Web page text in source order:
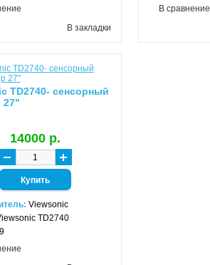
В закладки
В сравнение
TD2740- сенсорный
27"
14000 р.
Viewsonic
TD2740
9